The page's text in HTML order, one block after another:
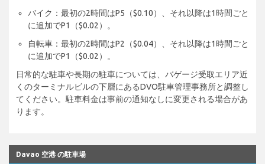
バイク：最初の2時間はP5（$0.10）、それ以降は1時間ごと
に追加でP1（$0.02）。
自転車：最初の2時間はP2（$0.04）、それ以降は1時間ごと
に追加でP1（$0.02）。
日常的な駐車や長期の駐車については、バゲージ受取エリア近
くのターミナルビルの下層にあるDVO駐車管理事務所と調整し
てください。駐車料金は事前の通知なしに変更される場合があ
ります。
Davao 空港 の駐車場